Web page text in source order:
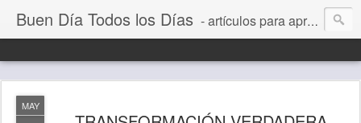
Buen Día Todos los Días - artículos para aprender a vivir mejor, un día a la vez. Por Juan C Quintero
MAY